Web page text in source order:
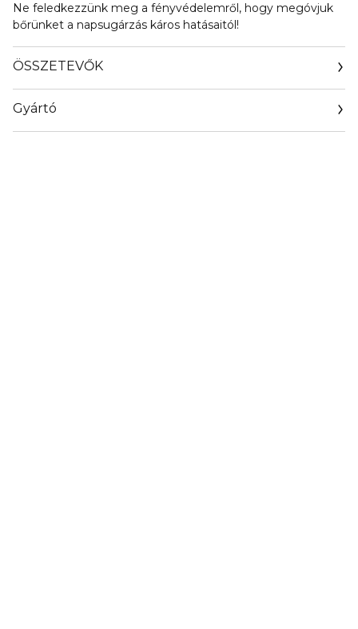
Ne feledkezzünk meg a fényvédelemről, hogy megóvjuk
bőrünket a napsugárzás káros hatásaitól!
ÖSSZETEVŐK
Gyártó